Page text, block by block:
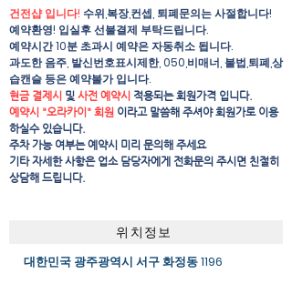
건전샵 입니다! 수위,복장,컨셉, 퇴폐문의는 사절합니다!
예약환영! 입실후 선불결제 부탁드립니다.
예약시간 10분 초과시 예약은 자동취소 됩니다.
과도한 음주, 발신번호표시제한, 050,비매너, 불법,퇴폐,상
습캔슬 등은 예약불가 입니다.
현금 결제시 및 사전 예약시 적용되는 회원가격 입니다.
예약시 "오라카이" 회원 이라고 말씀해 주셔야 회원가로 이용
하실수 있습니다.
주차 가능 여부는 예약시 미리 문의해 주세요
​기타 자세한 사항은 업소 담당자에게 전화문의 주시면 친절히
상담해 드립니다.
위치정보
대한민국 광주광역시 서구 화정동 1196